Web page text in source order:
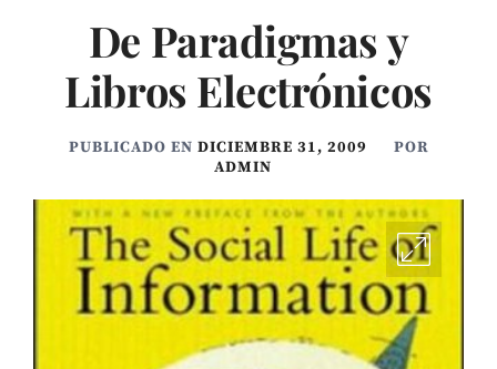
De Paradigmas y
Libros Electrónicos
PUBLICADO EN DICIEMBRE 31, 2009
POR
ADMIN